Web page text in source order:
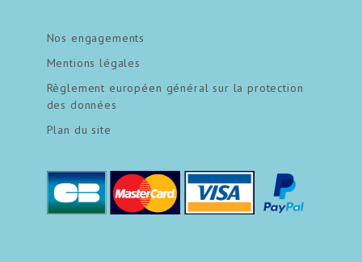
Nos engagements
Mentions légales
Règlement européen général sur la protection
des données
Plan du site